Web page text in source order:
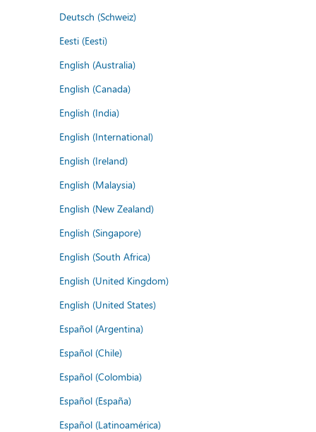
Deutsch (Schweiz)
Eesti (Eesti)
English (Australia)
English (Canada)
English (India)
English (International)
English (Ireland)
English (Malaysia)
English (New Zealand)
English (Singapore)
English (South Africa)
English (United Kingdom)
English (United States)
Español (Argentina)
Español (Chile)
Español (Colombia)
Español (España)
Español (Latinoamérica)